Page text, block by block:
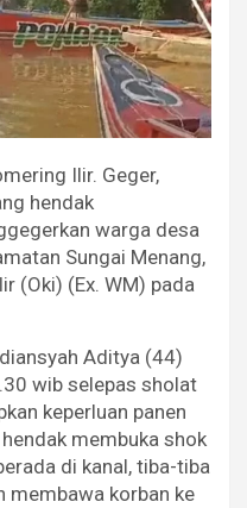
Ilir. Geger,
hendak
warga desa
Sungai Menang,
(Oki) (Ex. WM) pada
Aditya (44)
wib selepas sholat
keperluan panen
membuka shok
di kanal, tiba-tiba
membawa korban ke